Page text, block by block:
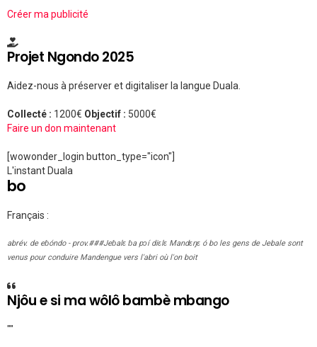
Créer ma publicité
Projet Ngondo 2025
Aidez-nous à préserver et digitaliser la langue Duala.
Collecté : 1200€ Objectif : 5000€
Faire un don maintenant
[wowonder_login button_type="icon"]
L'instant Duala
bo
Français :
abrév. de eɓóndo - prov.###Jeɓalɛ ɓa pɔí diɛlɛ Mandɛŋɛ ó bo les gens de Jebale sont
venus pour conduire Mandengue vers l'abri où l'on boit
Njôu e si ma wôlô bambè mbango
""